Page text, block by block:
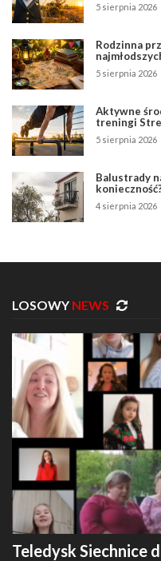
5 sierpnia 2026
Rodzinna
5 sierpnia 2026
Aktywne
treningi
5 sierpnia 2026
Balustrady
4 sierpnia 2026
LOSOWY NEWS
Teledysk Siechnice